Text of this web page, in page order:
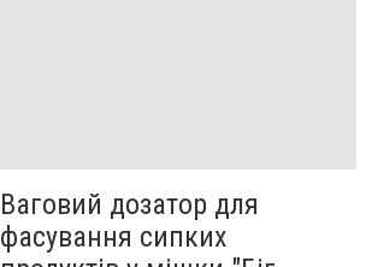
Ваговий дозатор для
фасування сипких